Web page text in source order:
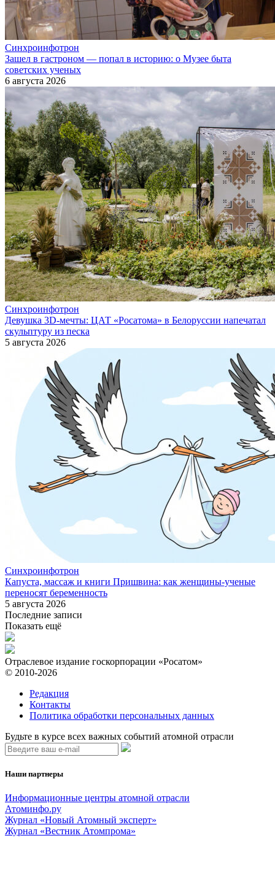
Синхроинфотрон
Зашел в гастроном — попал в историю: о Музее быта
советских ученых
6 августа 2026
Синхроинфотрон
Девушка 3D-мечты: ЦАТ «Росатома» в Белоруссии напечатал
скульптуру из песка
5 августа 2026
Синхроинфотрон
Капуста, массаж и книги Пришвина: как женщины-ученые
переносят беременность
5 августа 2026
Последние записи
Показать ещё
Отраслевое издание госкорпорации «Росатом»
© 2010-2026
Редакция
Контакты
Политика обработки персональных данных
Будьте в курсе всех важных событий атомной отрасли
Наши партнеры
Информационные центры атомной отрасли
Атоминфо.ру
Журнал «Новый Атомный эксперт»
Журнал «Вестник Атомпрома»